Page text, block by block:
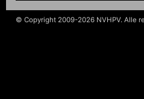
© Copyright 2009-2026 NVHPV. Alle